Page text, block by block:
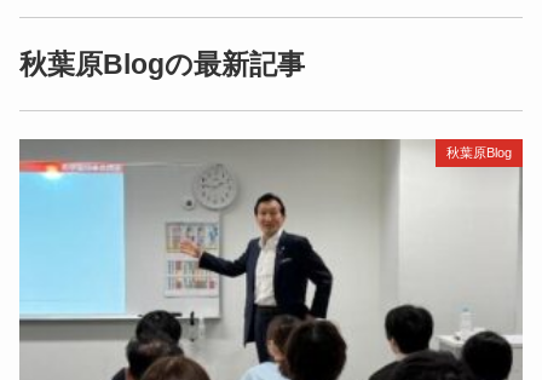
秋葉原Blogの最新記事
秋葉原Blog